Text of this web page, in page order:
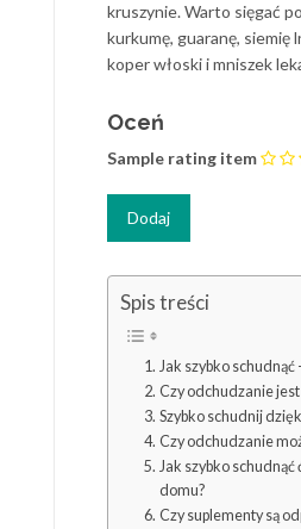
kruszynie. Warto sięgać
kurkumę, guaranę, siemię
koper włoski i mniszek
Oceń
Sample rating item
Spis treści
Jak szybko schudnąć
Czy odchudzanie jest
Szybko schudnij
Czy odchudzanie
Jak szybko
domu?
Czy suplementy są